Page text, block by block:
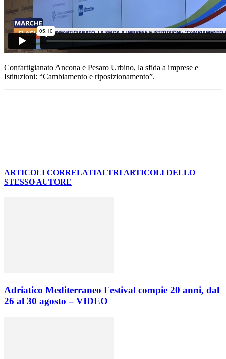
Confartigianato Ancona e Pesaro Urbino, la sfida a imprese e
Istituzioni: “Cambiamento e riposizionamento”.
ARTICOLI CORRELATIALTRI ARTICOLI DELLO
STESSO AUTORE
Adriatico Mediterraneo Festival compie 20 anni, dal
26 al 30 agosto – VIDEO